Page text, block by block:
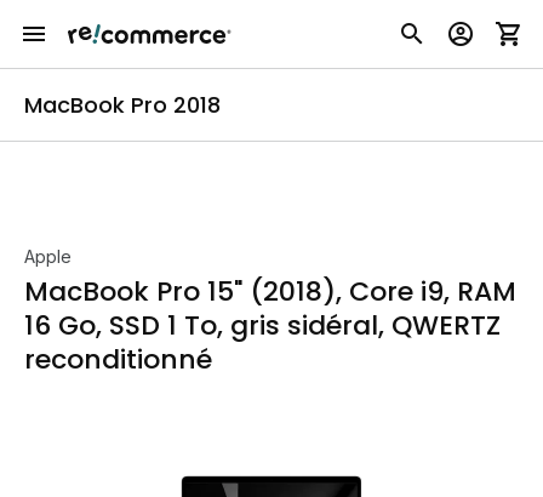
MacBook Pro 2018
Apple
MacBook Pro 15" (2018), Core i9, RAM
16 Go, SSD 1 To, gris sidéral, QWERTZ
reconditionné